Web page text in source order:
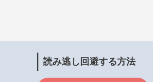
読み逃し回避する方法